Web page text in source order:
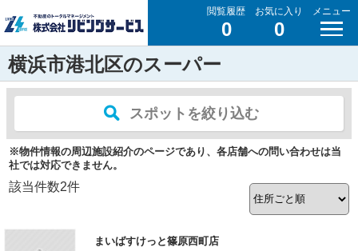
閲覧履歴
0
お気に入り
0
メニュー
横浜市港北区のスーパー
スポットを絞り込む
※物件情報の周辺施設紹介のページであり、各店舗への問い合わせは当
社では対応できません。
該当件数2件
まいばすけっと篠原西町店